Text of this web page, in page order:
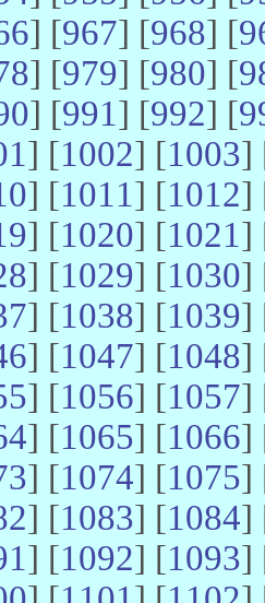
] [967] [968] [
] [979] [980] [
] [991] [992] [
] [1002] [1003]
] [1011] [1012]
] [1020] [1021]
] [1029] [1030]
] [1038] [1039]
] [1047] [1048]
] [1056] [1057]
] [1065] [1066]
] [1074] [1075]
] [1083] [1084]
] [1092] [1093]